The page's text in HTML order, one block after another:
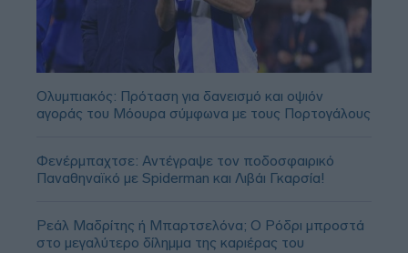
Ολυμπιακός: Πρόταση για δανεισμό και οψιόν
αγοράς του Μόουρα σύμφωνα με τους Πορτογάλους
Φενέρμπαχτσε: Αντέγραψε τον ποδοσφαιρικό
Παναθηναϊκό με Spiderman και Λιβάι Γκαρσία!
Ρεάλ Μαδρίτης ή Μπαρτσελόνα; Ο Ρόδρι μπροστά
στο μεγαλύτερο δίλημμα της καριέρας του